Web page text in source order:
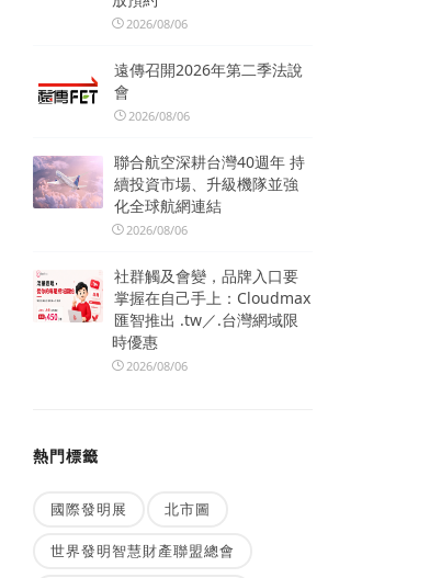
2026/08/06
遠傳召開2026年第二季法說
會
2026/08/06
聯合航空深耕台灣40週年 持
續投資市場、升級機隊並強
化全球航網連結
2026/08/06
社群觸及會變，品牌入口要
掌握在自己手上：Cloudmax
匯智推出 .tw／.台灣網域限
時優惠
2026/08/06
熱門標籤
國際發明展 北市圖
世界發明智慧財產聯盟總會